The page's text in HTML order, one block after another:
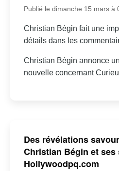
Publié le dimanche 15 mars à
Christian Bégin fait une
détails dans les
Christian Bégin annonce
nouvelle concernant
Des révélations
Christian Bégin et ses
Hollywoodpq.com